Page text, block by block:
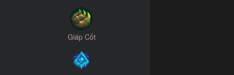
Giáp Cốt